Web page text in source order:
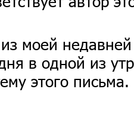
моей
в одной из
этого